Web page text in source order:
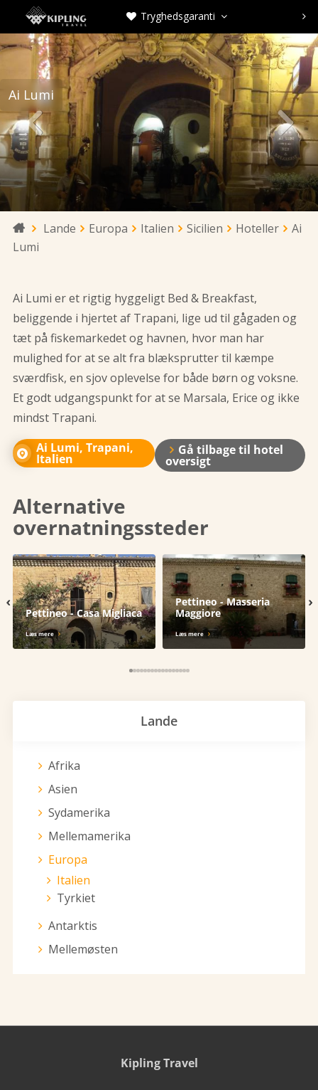
 Tryghedsgaranti  
Ai Lumi
 
 Lande Europa Italien Sicilien Hoteller
Ai
Lumi
Ai Lumi er et rigtig hyggeligt Bed & Breakfast,
beliggende i hjertet af Trapani, lige ud til gågaden og
tæt på fiskemarkedet og havnen, hvor man har
mulighed for at se alt fra blæksprutter til kæmpe
sværdfisk, en sjov oplevelse for både børn og voksne.
Et godt udgangspunkt for at se Marsala, Erice og ikke
mindst Trapani.
Ai Lumi, Trapani,
Italien
Gå tilbage til hotel
oversigt
Alternative
overnatningssteder
Pettineo - Casa Migliaca
Læs mere
Pettineo - Masseria
Maggiore
Læs mere
‹ ›
Lande
Afrika
Asien
Sydamerika
Mellemamerika
Europa
Italien
Tyrkiet
Antarktis
Mellemøsten
Kipling Travel